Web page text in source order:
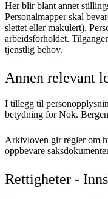
Her blir blant annet
Personalmapper skal
slettet eller makulert).
arbeidsforholdet.
tjenstlig behov.
Annen relevant
I tillegg til
betydning for Nok.
Arkivloven gir regler om
oppbevare
Rettigheter -